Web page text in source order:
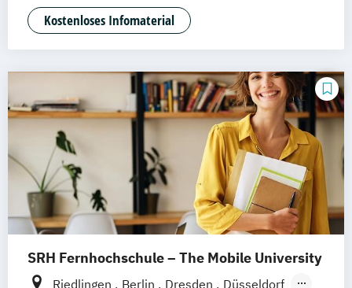
Kostenloses Infomaterial
SRH Fernhochschule – The Mobile University
Riedlingen Berlin Dresden Düsseldorf